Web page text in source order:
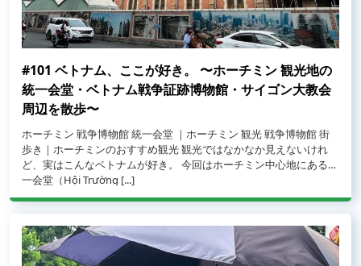
#101 ベトナム、ここが好き。 〜ホーチミン 観光地の
統一会堂・ベトナム戦争証跡博物館・サイゴン大教会
周辺を散歩〜
ホーチミン 戦争博物館 統一会堂 ｜ホーチミン 観光 戦争博物館 街
歩き｜ホーチミンのおすすめ観光 観光ではなかなか見えないけれ
ど、実はこんなベトナムが好き。 今回はホーチミン中心地にある統
一会堂（Hội Trường [...]
from #101 ベトナム、ここが好き。 〜ホーチミン 観光地の統一会堂・